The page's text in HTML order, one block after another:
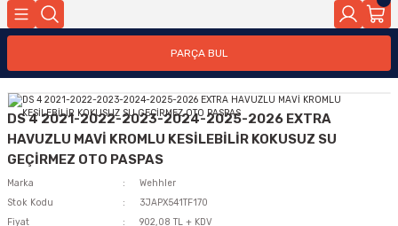
PARÇA BUL
DS 4 2021-2022-2023-2024-2025-2026 EXTRA
HAVUZLU MAVİ KROMLU KESİLEBİLİR KOKUSUZ SU
GEÇİRMEZ OTO PASPAS
Marka
Wehhler
Stok Kodu
3JAPX541TF170
Fiyat
902,08 TL + KDV